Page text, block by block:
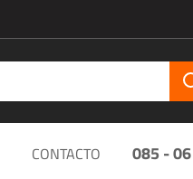
CONTACTO 085 -